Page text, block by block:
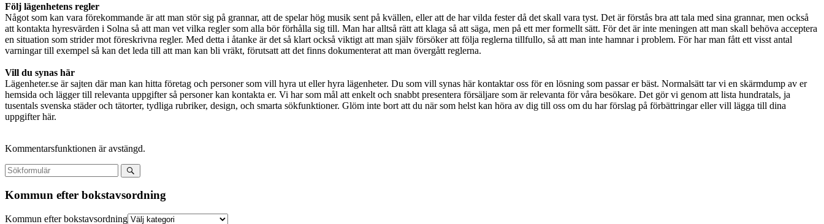
Följ lägenhetens regler
Något som kan vara förekommande är att man stör sig på grannar, att de spelar hög musik sent på kvällen, eller att de har vilda fester då det skall vara tyst. Det är förstås bra att tala med sina grannar, men också
att kontakta hyresvärden i Solna så att man vet vilka regler som alla bör förhålla sig till. Man har alltså rätt att klaga så att säga, men på ett mer formellt sätt. För det är inte meningen att man skall behöva acceptera
en situation som strider mot föreskrivna regler. Med detta i åtanke är det så klart också viktigt att man själv försöker att följa reglerna tillfullo, så att man inte hamnar i problem. För har man fått ett visst antal
varningar till exempel så kan det leda till att man kan bli vräkt, förutsatt att det finns dokumenterat att man övergått reglerna.
Vill du synas här
Lägenheter.se är sajten där man kan hitta företag och personer som vill hyra ut eller hyra lägenheter. Du som vill synas här kontaktar oss för en lösning som passar er bäst. Normalsätt tar vi en skärmdump av er
hemsida och lägger till relevanta uppgifter så personer kan kontakta er. Vi har som mål att enkelt och snabbt presentera försäljare som är relevanta för våra besökare. Det gör vi genom att lista hundratals, ja
tusentals svenska städer och tätorter, tydliga rubriker, design, och smarta sökfunktioner. Glöm inte bort att du när som helst kan höra av dig till oss om du har förslag på förbättringar eller vill lägga till dina
uppgifter här.
Kommentarsfunktionen är avstängd.
Kommun efter bokstavsordning
Kommun efter bokstavsordning